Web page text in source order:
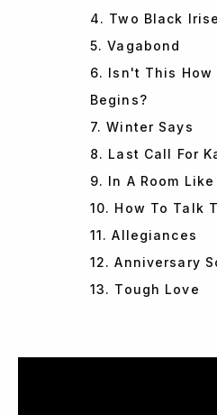
4. Two Black
5. Vagabond
6. Isn't This How
Begins?
7. Winter Says
8. Last Call For
9. In A Room
10. How To Talk
11. Allegiances
12. Anniversary
13. Tough Love